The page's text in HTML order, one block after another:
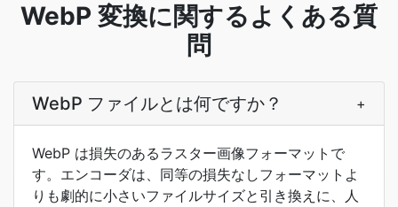
WebP 変換に関するよくある質
問
WebP ファイルとは何ですか？ +
WebP は損失のあるラスター画像フォーマットで
す。エンコーダは、同等の損失なしフォーマットよ
りも劇的に小さいファイルサイズと引き換えに、人